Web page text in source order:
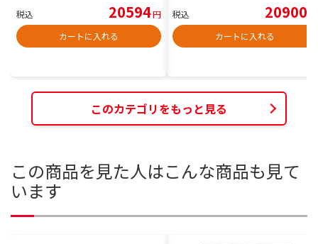
税込 20594円
カートに入れる
税込 20900
カートに入れる
このカテゴリをもっと見る
この商品を見た人はこんな商品も見て
います